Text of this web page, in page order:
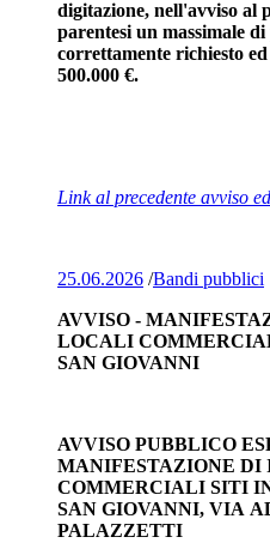
digitazione, nell'avviso al
parentesi un massimale
correttamente richiesto
500.000 €.
Link al precedente avviso
25.06.2026 /Bandi pubblici
AVVISO -
LOCALI
SAN GIOVANNI
AVVISO PUBBLICO
MANIFESTAZIONE DI
COMMERCIALI SITI
SAN GIOVANNI, VIA
PALAZZETTI